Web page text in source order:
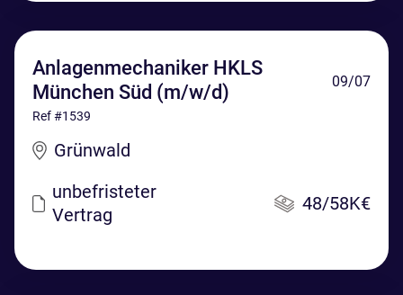
Anlagenmechaniker HKLS
München Süd (m/w/d)
09/07
Ref #1539
Grünwald
unbefristeter
Vertrag
48/58K€